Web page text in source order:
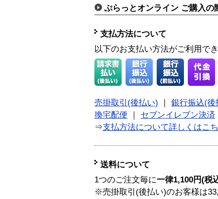
ぷらっとオンライン ご購入の
支払方法について
以下のお支払い方法がご利用で
売掛取引(後払い)
銀行振込(後
換宅配便
セブンイレブン決済
⇒支払方法について詳しくはこ
送料について
1つのご注文毎に一律1,100円(税
※売掛取引(後払い)のお客様は